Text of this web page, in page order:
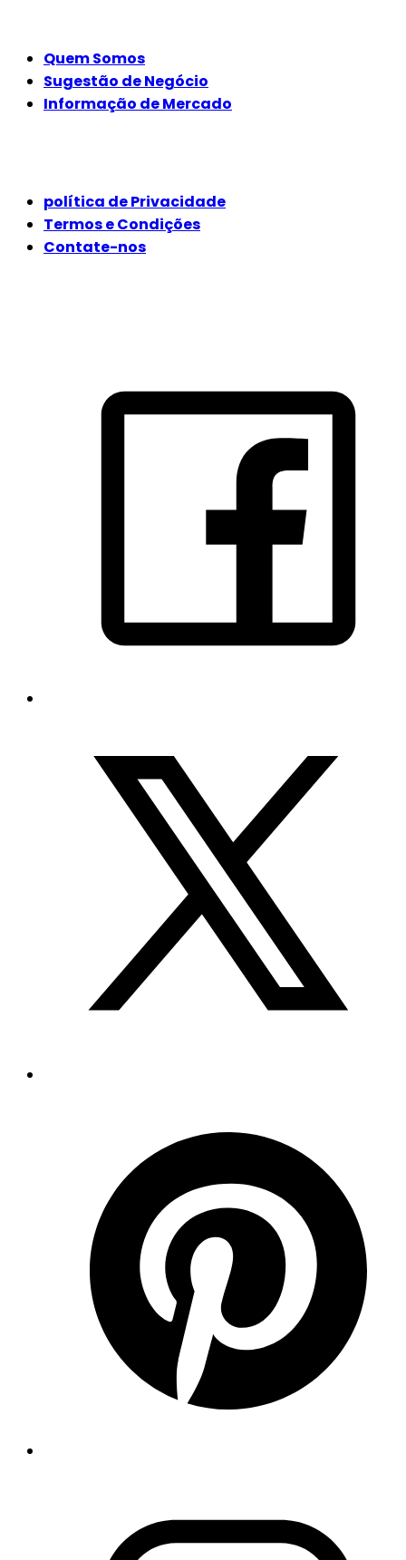
Quem Somos
Sugestão de Negócio
Informação de Mercado
política de Privacidade
Termos e Condições
Contate-nos